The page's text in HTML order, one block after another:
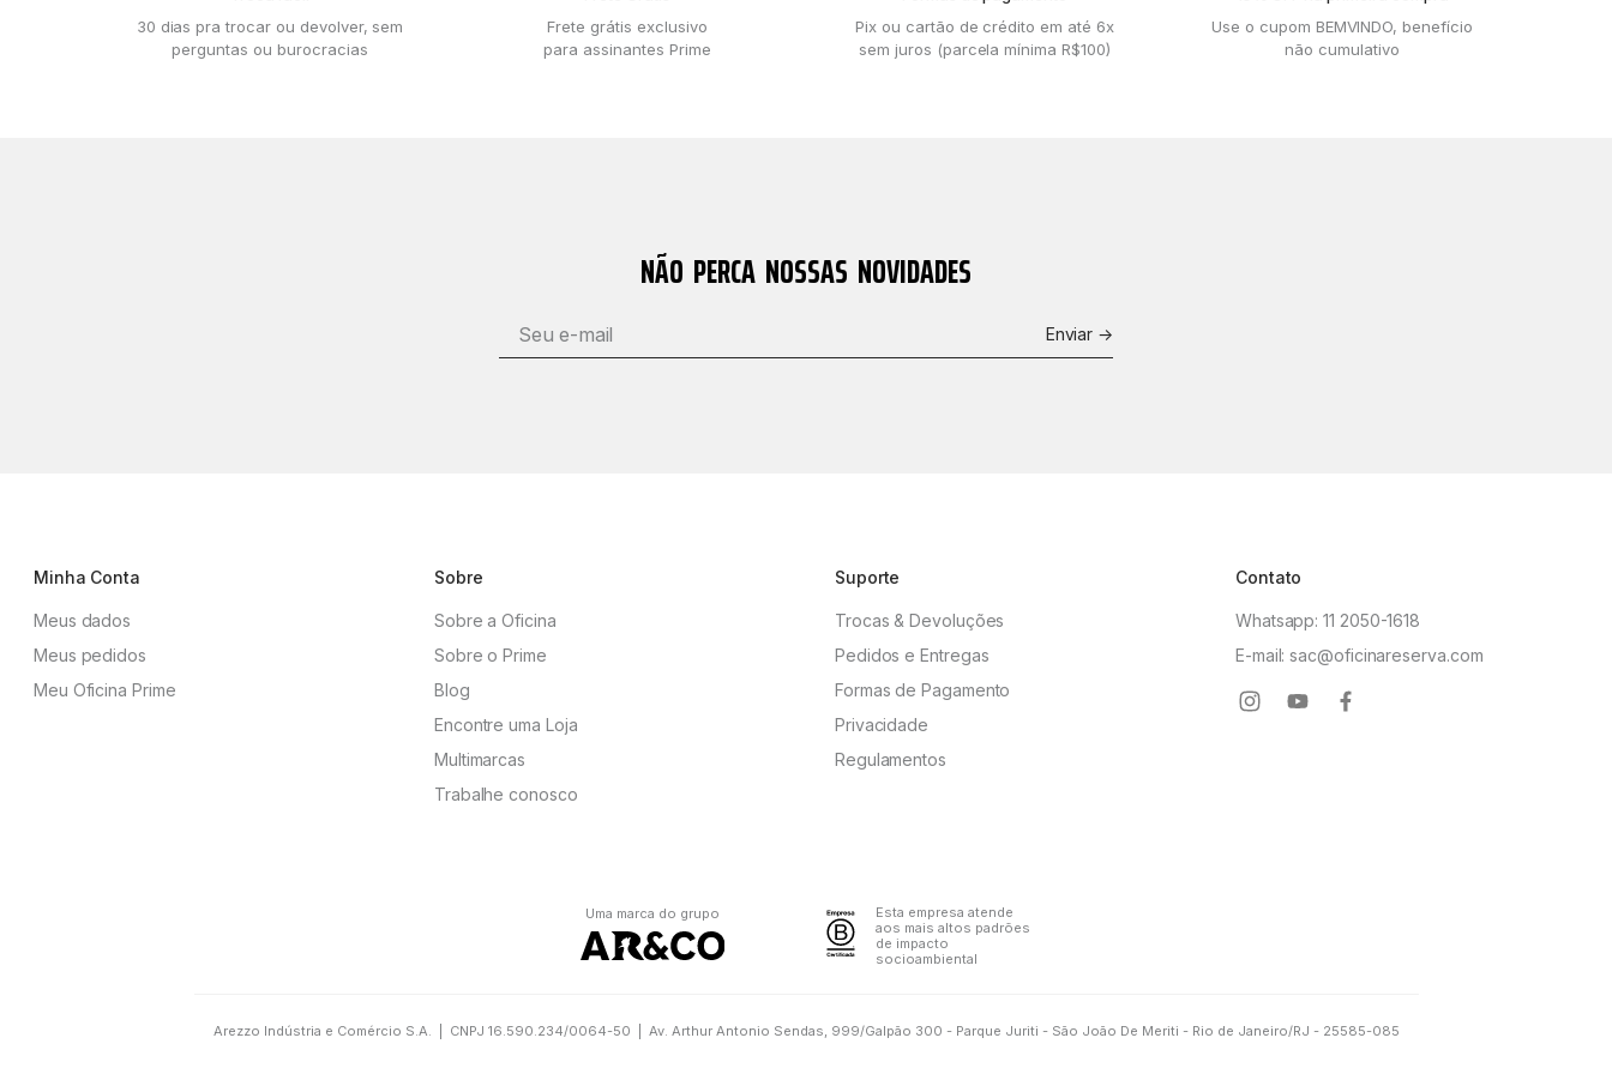
30 dias pra trocar ou devolver, sem
perguntas ou burocracias
Frete grátis exclusivo
para assinantes Prime
Pix ou cartão de crédito em até 6x
sem juros (parcela mínima R$100)
Use o cupom BEMVINDO, benefício
não cumulativo
NÃO PERCA NOSSAS NOVIDADES
Enviar →
Minha Conta
Meus dados
Meus pedidos
Meu Oficina Prime
Sobre
Sobre a Oficina
Sobre o Prime
Blog
Encontre uma Loja
Multimarcas
Trabalhe conosco
Suporte
Trocas & Devoluções
Pedidos e Entregas
Formas de Pagamento
Privacidade
Regulamentos
Contato
Whatsapp: 11 2050-1618
E-mail: sac@oficinareserva.com
Uma marca do grupo
Esta empresa atende
aos mais altos padrões
de impacto
socioambiental
Arezzo Indústria e Comércio S.A. | CNPJ 16.590.234/0064-50 | Av. Arthur Antonio Sendas, 999/Galpão 300 - Parque Juriti - São João De Meriti - Rio de Janeiro/RJ - 25585-085